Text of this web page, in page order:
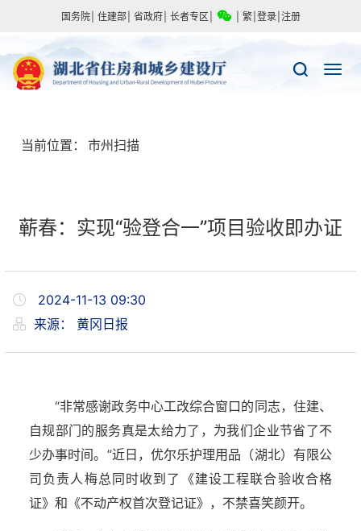
国务院 住建部 省政府 长者专区 繁 登录 注册
当前位置： 市州扫描
蕲春：实现“验登合一”项目验收即办证
2024-11-13 09:30
来源： 黄冈日报
“非常感谢政务中心工改综合窗口的同志，住建、
自规部门的服务真是太给力了，为我们企业节省了不
少办事时间。”近日，优尔乐护理用品（湖北）有限公
司负责人梅总同时收到了《建设工程联合验收合格
证》和《不动产权首次登记证》，不禁喜笑颜开。